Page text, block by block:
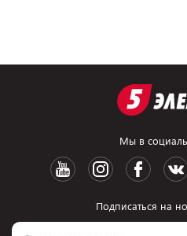
Мы в
Подписаться на